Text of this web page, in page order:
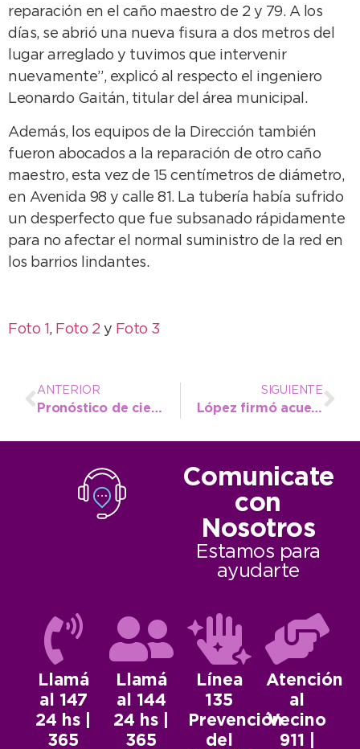
reparación en el caño maestro de 2 y 79. A los
días, se abrió una nueva fisura a dos metros del
lugar arreglado y tuvimos que intervenir
nuevamente”, explicó al respecto el ingeniero
Leonardo Gaitán, titular del área municipal.
Además, los equipos de la Dirección también
fueron abocados a la reparación de otro caño
maestro, esta vez de 15 centímetros de diámetro,
en Avenida 98 y calle 81. La tubería había sufrido
un desperfecto que fue subsanado rápidamente
para no afectar el normal suministro de la red en
los barrios lindantes.
Foto 1, Foto 2 y Foto 3
ANTERIOR
Pronóstico de cielo cubierto y posibles lluvias para hoy
SIGUIENTE
López firmó acuerdo con la Subsecretaría de Agricultura de la Nación
Comunicate
con
Nosotros
Estamos para
ayudarte
Llamá
al 147
24 hs |
365
Llamá
al 144
24 hs |
365
Línea
135
Prevención
del
Atención
al
Vecino
911 |